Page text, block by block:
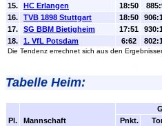
15.
HC Erlangen 18:50
16.
TVB 1898 Stuttgart 18:50
17.
SG BBM Bietigheim 17:51
18.
1. VfL Potsdam 6:62
Die Tendenz errechnet sich aus den
Tabelle Heim:
Pl. Mannschaft
Pnkt.